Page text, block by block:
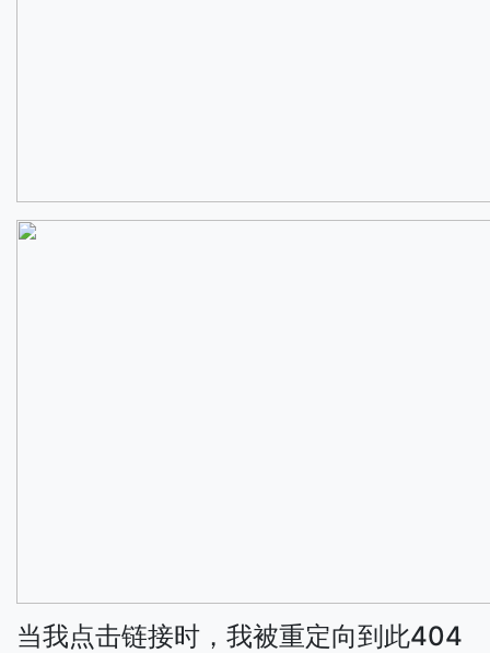
当我点击链接时，我被重定向到此404